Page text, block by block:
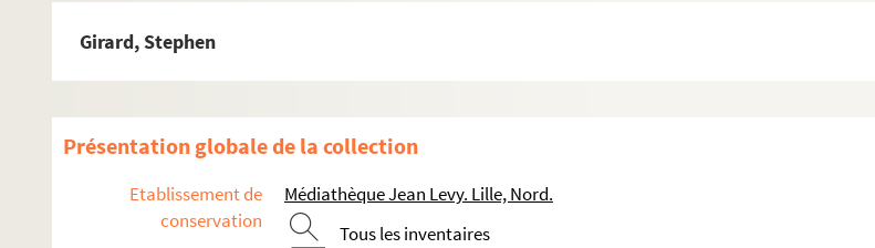
Girard, Stephen
Présentation globale de la collection
Etablissement de
conservation
Médiathèque Jean Levy. Lille, Nord.
Tous les inventaires
POR_Boîte 23_Pochette 89. Gessner, J. Mathias
POR_Boîte 24_Pochette 02. Gheest, Wybrand (De)
POR_Boîte 24_Pochette 04. Giannone, Pierre
POR_Boîte 24_Pochette 05. Gibbon, Edouard